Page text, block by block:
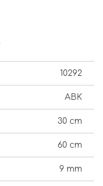
10292
ABK
30 cm
60 cm
9 mm